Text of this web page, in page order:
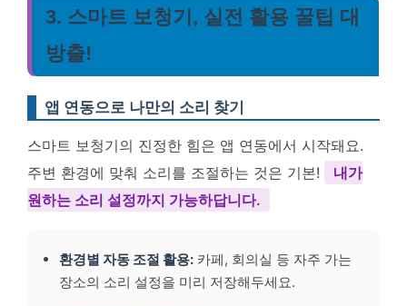
3. 스마트 보청기, 실전 활용 꿀팁 대
방출!
앱 연동으로 나만의 소리 찾기
스마트 보청기의 진정한 힘은 앱 연동에서 시작돼요.
주변 환경에 맞춰 소리를 조절하는 것은 기본!
내가
원하는 소리 설정까지 가능하답니다.
환경별 자동 조절 활용: 카페, 회의실 등 자주 가는
장소의 소리 설정을 미리 저장해두세요.